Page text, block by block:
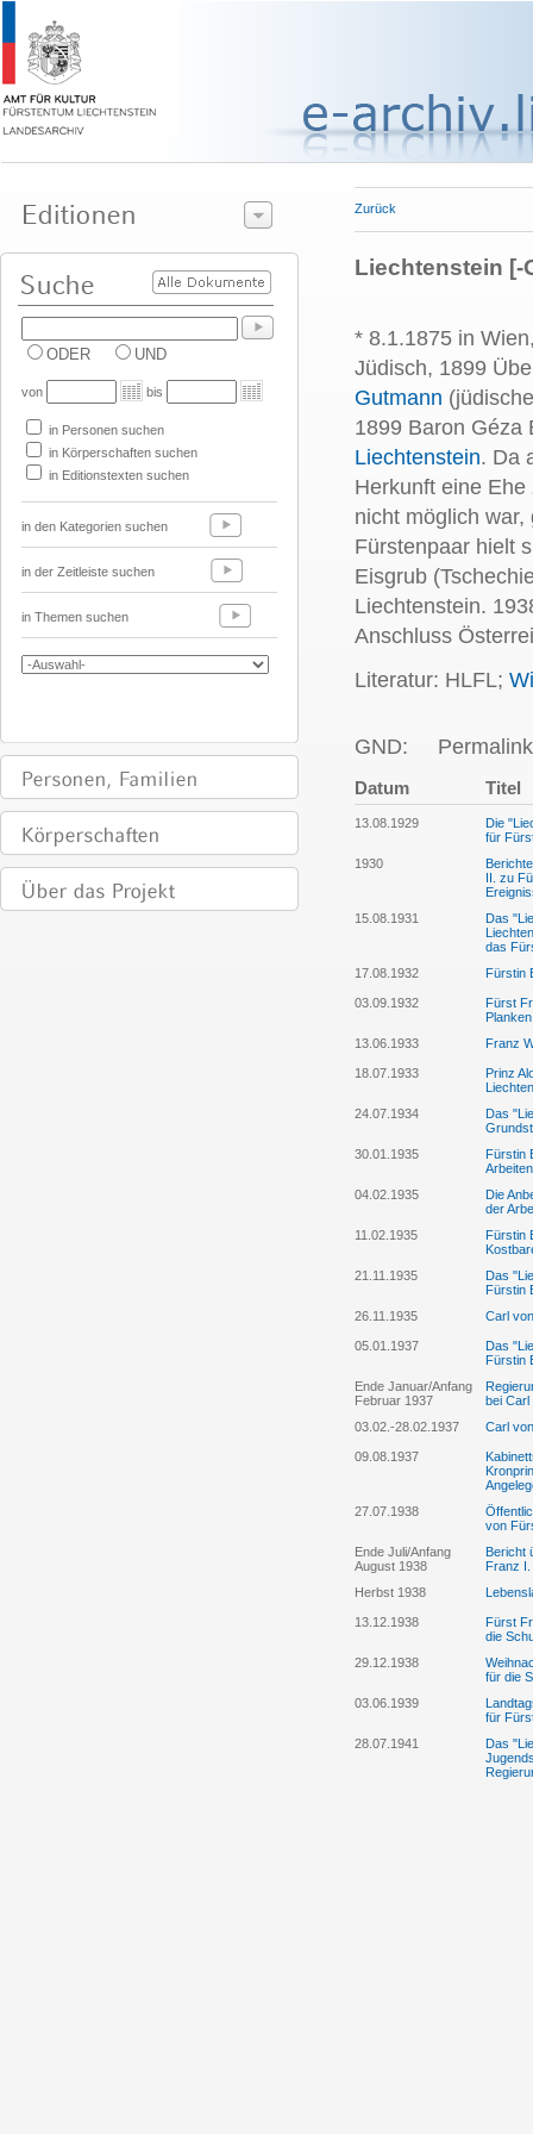
ODER UND
von bis
in Personen suchen
in Körperschaften suchen
in Editionstexten suchen
in den Kategorien suchen
in der Zeitleiste suchen
in Themen suchen
Zurück
Liechtenstein [-
* 8.1.1875 in
Jüdisch, 1899
Gutmann
1899 Baron
Liechtenstein. Da
Herkunft eine
nicht möglich
Fürstenpaar hielt
Eisgrub
Liechtenstein.
Anschluss
Literatur: HLFL;
GND:
Datum Titel
13.08.1929
Die
für
1930
II. zu
15.08.1931
Das
das
17.08.1932
Fürstin
03.09.1932
Fürst
Planken
13.06.1933
Franz
18.07.1933
Prinz
24.07.1934
Das
30.01.1935
Fürstin
04.02.1935
Die
der
11.02.1935
Fürstin
21.11.1935
Das
Fürstin
26.11.1935
Carl
05.01.1937
Das
Fürstin
Ende Januar/Anfang
Februar 1937
bei Carl
03.02.-28.02.1937
Carl
09.08.1937
27.07.1938
von
Ende Juli/Anfang
August 1938
Bericht
Franz
Herbst 1938
13.12.1938
Fürst
die
29.12.1938
für die
03.06.1939
für
28.07.1941
Das